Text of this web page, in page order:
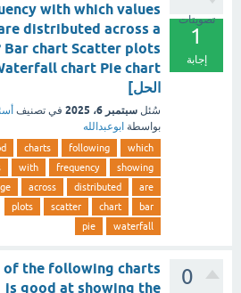
تصويتات
1
إجابة
with which values
distributed across a
Bar chart Scatter plots
الحل]
سُئل سبتمبر 6، 2025 في تصنيف
بواسطة ابوعبدالله
which
following
charts
showing
frequency
with
are
distributed
across
bar
chart
scatter
plots
waterfall
pie
0
of the following charts
is good at showing the